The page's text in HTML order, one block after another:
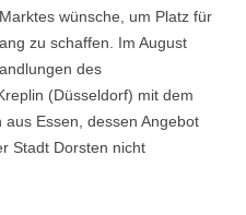
wünsche, um Platz für
zu schaffen. Im August
des
(Düsseldorf) mit dem
aus Essen, dessen Angebot
Stadt Dorsten nicht